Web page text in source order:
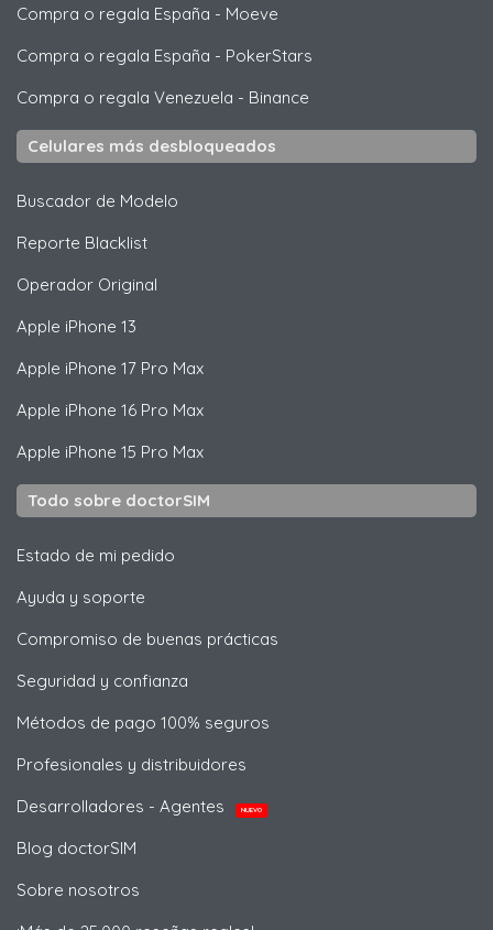
Compra o regala España - Moeve
Compra o regala España - PokerStars
Compra o regala Venezuela - Binance
Celulares más desbloqueados
Buscador de Modelo
Reporte Blacklist
Operador Original
Apple iPhone 13
Apple iPhone 17 Pro Max
Apple iPhone 16 Pro Max
Apple iPhone 15 Pro Max
Todo sobre doctorSIM
Estado de mi pedido
Ayuda y soporte
Compromiso de buenas prácticas
Seguridad y confianza
Métodos de pago 100% seguros
Profesionales y distribuidores
Desarrolladores - Agentes
NUEVO
Blog doctorSIM
Sobre nosotros